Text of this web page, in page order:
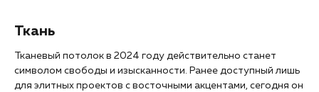
Ткань
Тканевый потолок в 2024 году действительно станет
символом свободы и изысканности. Ранее доступный лишь
для элитных проектов с восточными акцентами, сегодня он